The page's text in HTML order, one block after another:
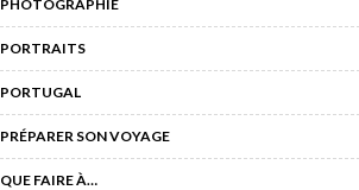
PHOTOGRAPHIE
PORTRAITS
PORTUGAL
PRÉPARER SON VOYAGE
QUE FAIRE À…